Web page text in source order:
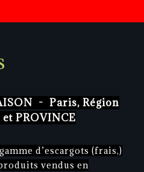
- Paris, Région
PROVINCE
d’escargots (frais,)
vendus en